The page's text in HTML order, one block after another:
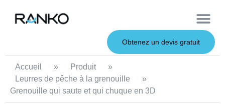
Obtenez un devis gratuit
Accueil » Produit
»
Leurres de pêche à la grenouille
»
Grenouille qui saute et qui chuque en 3D